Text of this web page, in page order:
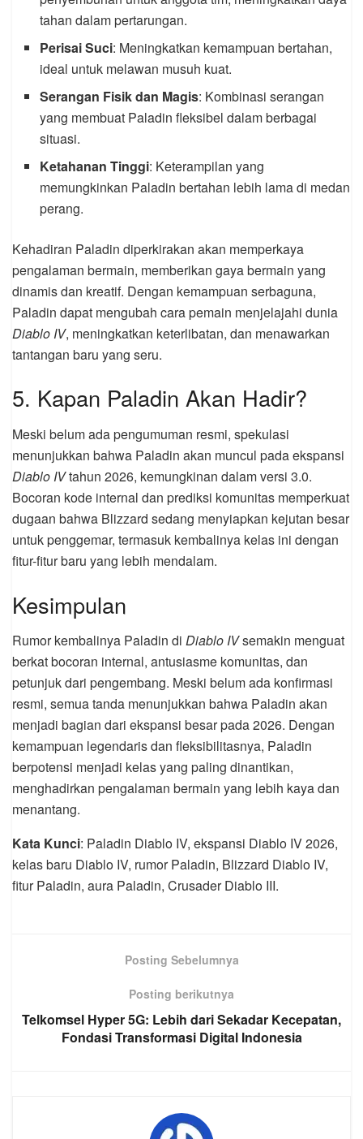
tahan dalam pertarungan.
Perisai Suci: Meningkatkan kemampuan bertahan,
ideal untuk melawan musuh kuat.
Serangan Fisik dan Magis: Kombinasi serangan
yang membuat Paladin fleksibel dalam berbagai
situasi.
Ketahanan Tinggi: Keterampilan yang
memungkinkan Paladin bertahan lebih lama di medan
perang.
Kehadiran Paladin diperkirakan akan memperkaya
pengalaman bermain, memberikan gaya bermain yang
dinamis dan kreatif. Dengan kemampuan serbaguna,
Paladin dapat mengubah cara pemain menjelajahi dunia
Diablo IV, meningkatkan keterlibatan, dan menawarkan
tantangan baru yang seru.
5. Kapan Paladin Akan Hadir?
Meski belum ada pengumuman resmi, spekulasi
menunjukkan bahwa Paladin akan muncul pada ekspansi
Diablo IVtahun 2026, kemungkinan dalam versi 3.0.
Bocoran kode internal dan prediksi komunitas memperkuat
dugaan bahwa Blizzard sedang menyiapkan kejutan besar
untuk penggemar, termasuk kembalinya kelas ini dengan
fitur-fitur baru yang lebih mendalam.
Kesimpulan
Rumor kembalinya Paladin di Diablo IVsemakin menguat
berkat bocoran internal, antusiasme komunitas, dan
petunjuk dari pengembang. Meski belum ada konfirmasi
resmi, semua tanda menunjukkan bahwa Paladin akan
menjadi bagian dari ekspansi besar pada 2026. Dengan
kemampuan legendaris dan fleksibilitasnya, Paladin
berpotensi menjadi kelas yang paling dinantikan,
menghadirkan pengalaman bermain yang lebih kaya dan
menantang.
Kata Kunci: Paladin Diablo IV, ekspansi Diablo IV 2026,
kelas baru Diablo IV, rumor Paladin, Blizzard Diablo IV,
fitur Paladin, aura Paladin, Crusader Diablo III.
Posting Sebelumnya
Posting berikutnya
Telkomsel Hyper 5G: Lebih dari Sekadar Kecepatan,
Fondasi Transformasi Digital Indonesia